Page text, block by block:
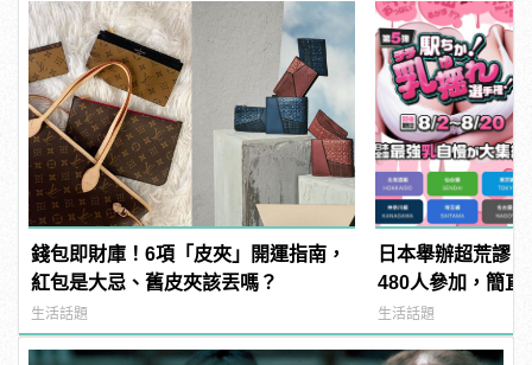
錢包即財庫！6項「皮夾」開運指南，
紅包是大忌、舊皮夾該丟嗎？
生活話題
日本舉辦超荒謬
480人參加，簡直
manfashion這樣
生活話題